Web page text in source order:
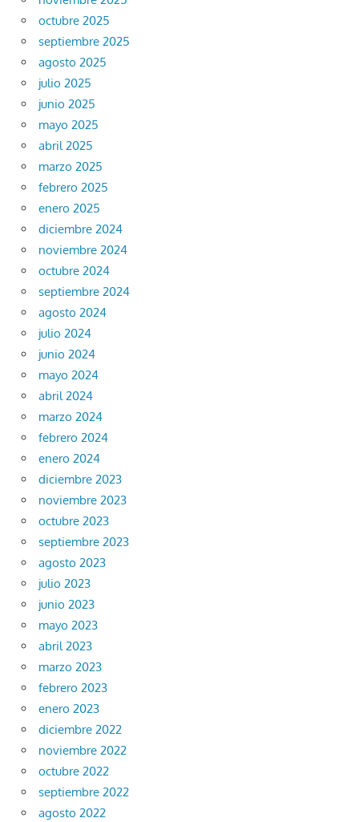
octubre 2025
septiembre 2025
agosto 2025
julio 2025
junio 2025
mayo 2025
abril 2025
marzo 2025
febrero 2025
enero 2025
diciembre 2024
noviembre 2024
octubre 2024
septiembre 2024
agosto 2024
julio 2024
junio 2024
mayo 2024
abril 2024
marzo 2024
febrero 2024
enero 2024
diciembre 2023
noviembre 2023
octubre 2023
septiembre 2023
agosto 2023
julio 2023
junio 2023
mayo 2023
abril 2023
marzo 2023
febrero 2023
enero 2023
diciembre 2022
noviembre 2022
octubre 2022
septiembre 2022
agosto 2022